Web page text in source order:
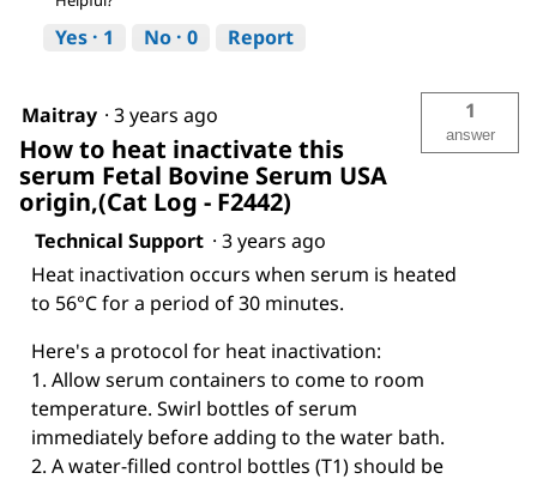
Yes · 1 No · 0 Report
Maitray · 3 years ago
How to heat inactivate this
serum Fetal Bovine Serum USA
origin,(Cat Log - F2442)
1
answer
Technical Support · 3 years ago
Heat inactivation occurs when serum is heated
to 56°C for a period of 30 minutes.
Here's a protocol for heat inactivation:
1. Allow serum containers to come to room
temperature. Swirl bottles of serum
immediately before adding to the water bath.
2. A water-filled control bottles (T1) should be